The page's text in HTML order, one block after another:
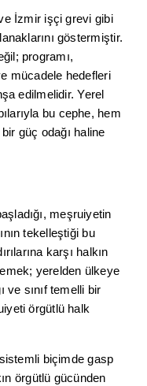
İzmir işçi grevi gibi
göstermiştir.
programı,
mücadele hedefleri
edilmelidir. Yerel
bu cephe, hem
güç odağı haline
meşruiyetin
tekelleştiği bu
karşı halkın
yerelden ülkeye
ve sınıf temelli bir
örgütlü halk
biçimde gasp
örgütlü gücünden